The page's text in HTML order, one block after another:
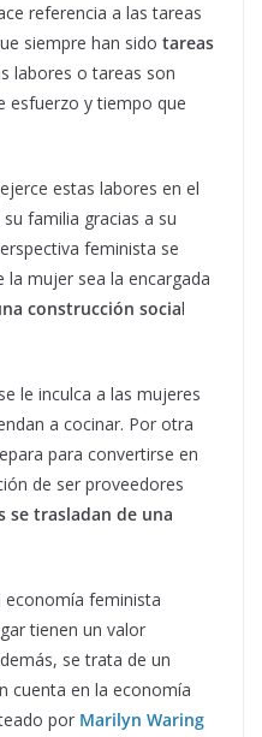
referencia a las tareas
siempre han sido tareas
labores o tareas son
esfuerzo y tiempo que
estas labores en el
familia gracias a su
feminista se
la mujer sea la encargada
construcción social
le inculca a las mujeres
a cocinar. Por otra
para convertirse en
de ser proveedores
se trasladan de una
feminista
tienen un valor
se trata de un
cuenta en la economía
por Marilyn Waring